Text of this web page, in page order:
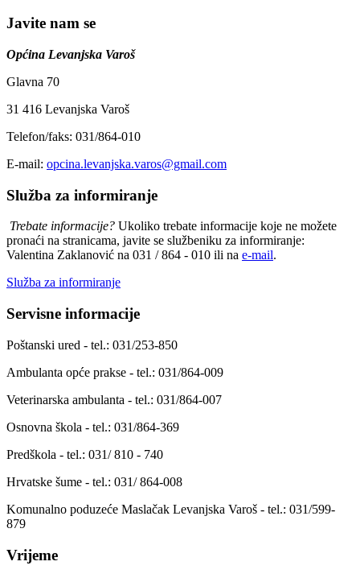
Javite nam se
Općina Levanjska Varoš
Glavna 70
31 416 Levanjska Varoš
Telefon/faks: 031/864-010
E-mail: opcina.levanjska.varos@gmail.com
Služba za informiranje
Trebate informacije? Ukoliko trebate informacije koje ne možete
pronaći na stranicama, javite se službeniku za informiranje:
Valentina Zaklanović na 031 / 864 - 010 ili na e-mail.
Služba za informiranje
Servisne informacije
Poštanski ured - tel.: 031/253-850
Ambulanta opće prakse - tel.: 031/864-009
Veterinarska ambulanta - tel.: 031/864-007
Osnovna škola - tel.: 031/864-369
Predškola - tel.: 031/ 810 - 740
Hrvatske šume - tel.: 031/ 864-008
Komunalno poduzeće Maslačak Levanjska Varoš - tel.: 031/599-
879
Vrijeme